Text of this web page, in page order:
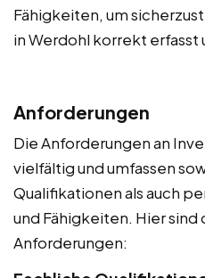
Fähigkeiten, um
in Werdohl korrekt
Anforderungen
Die Anforderungen an
vielfältig und umfassen
Qualifikationen als auch
und Fähigkeiten. Hier
Anforderungen: